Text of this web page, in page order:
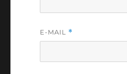
E-MAIL *